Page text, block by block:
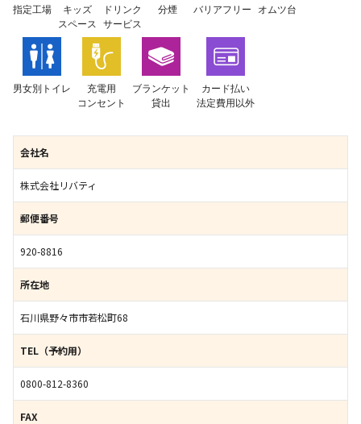
指定工場
キッズ
スペース
ドリンク
サービス
分煙 バリアフリー オムツ台
男女別トイレ
充電用
コンセント
ブランケット
貸出
カード払い
法定費用以外
会社名
株式会社リバティ
郵便番号
920-8816
所在地
石川県野々市市若松町68
TEL（予約用）
0800-812-8360
FAX